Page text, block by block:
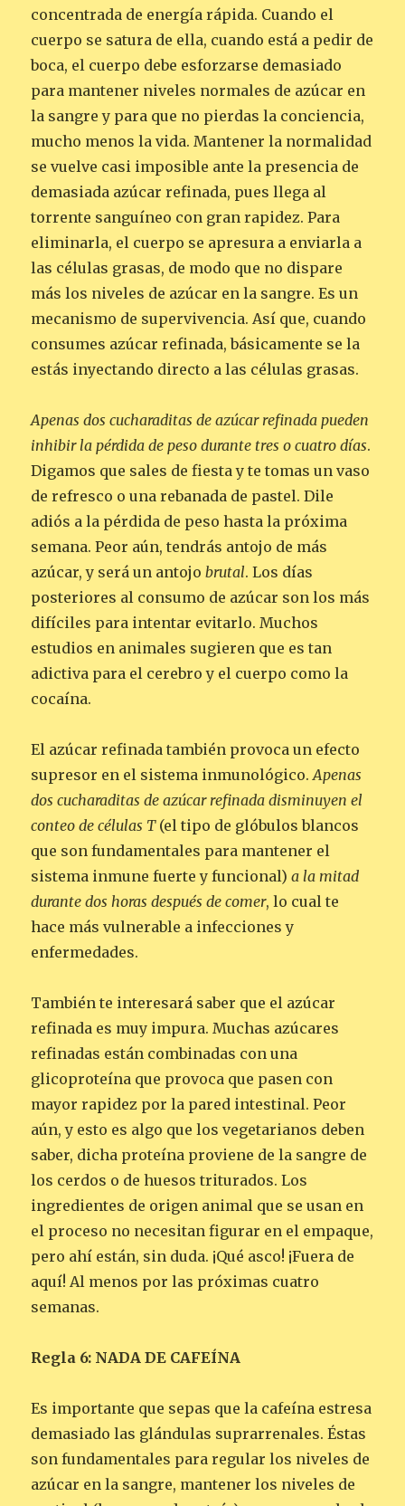
concentrada de energía rápida. Cuando el
cuerpo se satura de ella, cuando está a pedir de
boca, el cuerpo debe esforzarse demasiado
para mantener niveles normales de azúcar en
la sangre y para que no pierdas la conciencia,
mucho menos la vida. Mantener la normalidad
se vuelve casi imposible ante la presencia de
demasiada azúcar refinada, pues llega al
torrente sanguíneo con gran rapidez. Para
eliminarla, el cuerpo se apresura a enviarla a
las células grasas, de modo que no dispare
más los niveles de azúcar en la sangre. Es un
mecanismo de supervivencia. Así que, cuando
consumes azúcar refinada, básicamente se la
estás inyectando directo a las células grasas.
Apenas dos cucharaditas de azúcar refinada pueden
inhibir la pérdida de peso durante tres o cuatro días.
Digamos que sales de fiesta y te tomas un vaso
de refresco o una rebanada de pastel. Dile
adiós a la pérdida de peso hasta la próxima
semana. Peor aún, tendrás antojo de más
azúcar, y será un antojobrutal. Los días
posteriores al consumo de azúcar son los más
difíciles para intentar evitarlo. Muchos
estudios en animales sugieren que es tan
adictiva para el cerebro y el cuerpo como la
cocaína.
El azúcar refinada también provoca un efecto
supresor en el sistema inmunológico.Apenas
dos cucharaditas de azúcar refinada disminuyen el
conteo de células T (el tipo de glóbulos blancos
que son fundamentales para mantener el
sistema inmune fuerte y funcional)a la mitad
durante dos horas después de comer, lo cual te
hace más vulnerable a infecciones y
enfermedades.
También te interesará saber que el azúcar
refinada es muy impura. Muchas azúcares
refinadas están combinadas con una
glicoproteína que provoca que pasen con
mayor rapidez por la pared intestinal. Peor
aún, y esto es algo que los vegetarianos deben
saber, dicha proteína proviene de la sangre de
los cerdos o de huesos triturados. Los
ingredientes de origen animal que se usan en
el proceso no necesitan figurar en el empaque,
pero ahí están, sin duda. ¡Qué asco! ¡Fuera de
aquí! Al menos por las próximas cuatro
semanas.
Regla 6: NADA DE CAFEÍNA
Es importante que sepas que la cafeína estresa
demasiado las glándulas suprarrenales. Éstas
son fundamentales para regular los niveles de
azúcar en la sangre, mantener los niveles de